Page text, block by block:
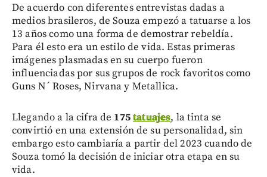
De acuerdo con diferentes entrevistas dadas a
medios brasileros, de Souza empezó a tatuarse a los
13 años como una forma de demostrar rebeldía.
Para él esto era un estilo de vida. Estas primeras
imágenes plasmadas en su cuerpo fueron
influenciadas por sus grupos de rock favoritos como
Guns N´ Roses, Nirvana y Metallica.
Llegando a la cifra de 175tatuajes, la tinta se
convirtió en una extensión de su personalidad, sin
embargo esto cambiaría a partir del 2023 cuando de
Souza tomó la decisión de iniciar otra etapa en su
vida.